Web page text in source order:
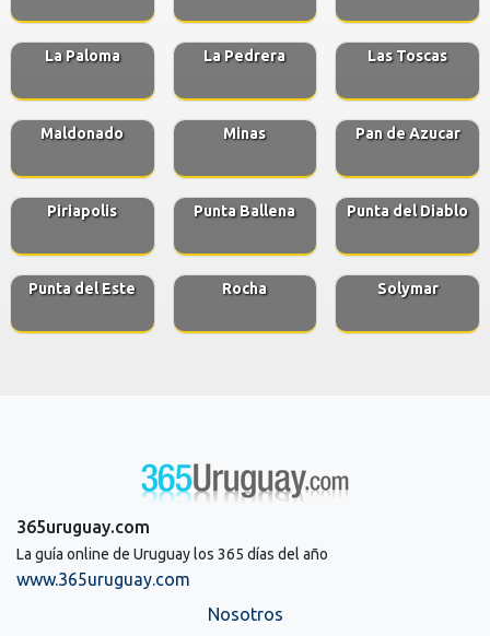
La Paloma La Pedrera Las Toscas
Maldonado Minas Pan de Azucar
Piriapolis Punta Ballena Punta del Diablo
Punta del Este Rocha Solymar
365uruguay.com
La guía online de Uruguay los 365 días del año
www.365uruguay.com
Nosotros